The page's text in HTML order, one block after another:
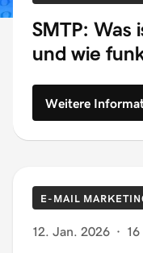
SMTP: Was
und wie
Weitere
E-MAIL
12. Jan. 2026 ·